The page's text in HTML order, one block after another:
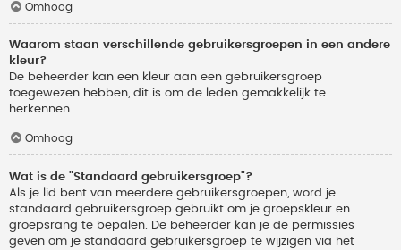
Omhoog
Waarom staan verschillende gebruikersgroepen in een andere
kleur?
De beheerder kan een kleur aan een gebruikersgroep
toegewezen hebben, dit is om de leden gemakkelijk te
herkennen.
Omhoog
Wat is de "Standaard gebruikersgroep"?
Als je lid bent van meerdere gebruikersgroepen, word je
standaard gebruikersgroep gebruikt om je groepskleur en
groepsrang te bepalen. De beheerder kan je de permissies
geven om je standaard gebruikersgroep te wijzigen via het